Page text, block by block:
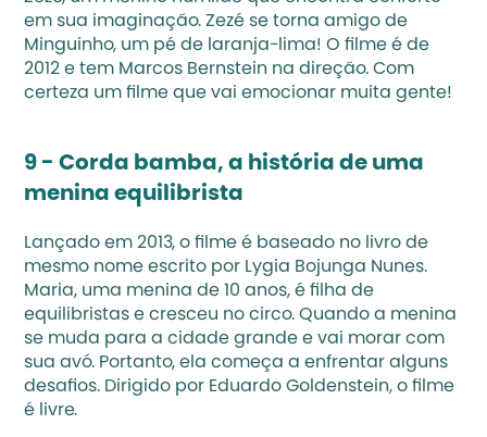
em sua imaginação. Zezé se torna amigo de
Minguinho, um pé de laranja-lima! O filme é de
2012 e tem Marcos Bernstein na direção. Com
certeza um filme que vai emocionar muita gente!
9 - Corda bamba, a história de uma
menina equilibrista
Lançado em 2013, o filme é baseado no livro de
mesmo nome escrito por Lygia Bojunga Nunes.
Maria, uma menina de 10 anos, é filha de
equilibristas e cresceu no circo. Quando a menina
se muda para a cidade grande e vai morar com
sua avó. Portanto, ela começa a enfrentar alguns
desafios. Dirigido por Eduardo Goldenstein, o filme
é livre.